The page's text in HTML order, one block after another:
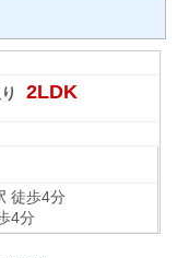
2LDK
徒歩4分
4分